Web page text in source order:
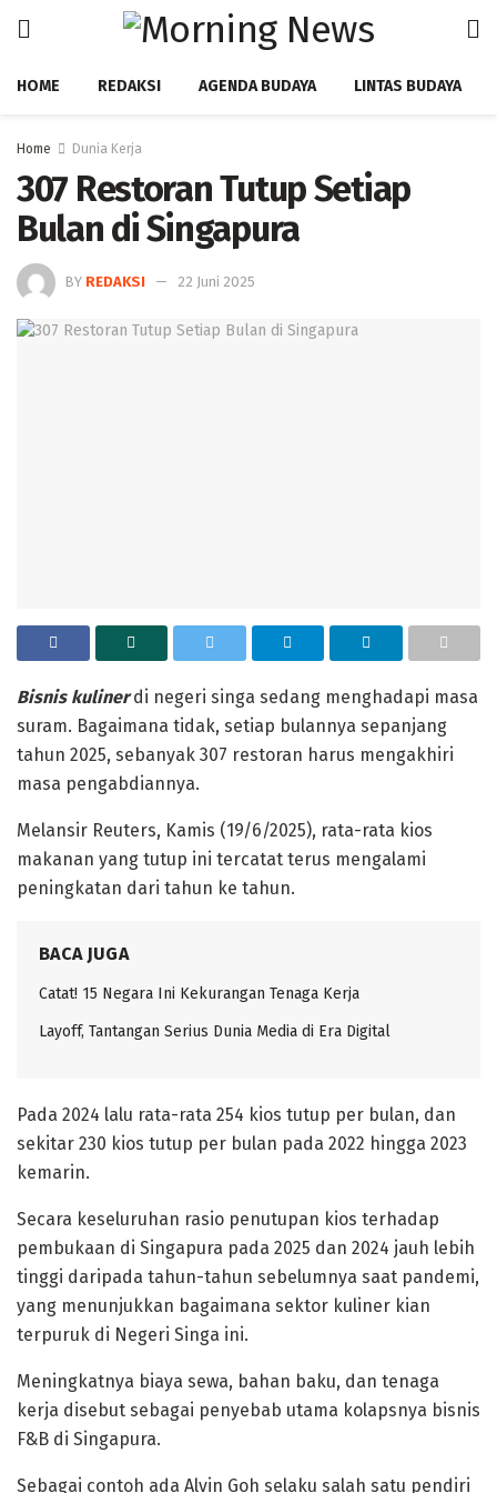
HOME REDAKSI AGENDA BUDAYA LINTAS BUDAYA
Home Dunia Kerja
307 Restoran Tutup Setiap
Bulan di Singapura
BY REDAKSI 22 Juni 2025
‎Bisnis kulinerdi negeri singa sedang menghadapi masa
suram. Bagaimana tidak, setiap bulannya sepanjang
tahun 2025, sebanyak 307 restoran harus mengakhiri
masa pengabdiannya.
‎Melansir Reuters, Kamis (19/6/2025), rata-rata kios
makanan yang tutup ini tercatat terus mengalami
peningkatan dari tahun ke tahun.
BACA JUGA
Catat! 15 Negara Ini Kekurangan Tenaga Kerja
Layoff, Tantangan Serius Dunia Media di Era Digital
Pada 2024 lalu rata-rata 254 kios tutup per bulan, dan
sekitar 230 kios tutup per bulan pada 2022 hingga 2023
kemarin.
‎Secara keseluruhan rasio penutupan kios terhadap
pembukaan di Singapura pada 2025 dan 2024 jauh lebih
tinggi daripada tahun-tahun sebelumnya saat pandemi,
yang menunjukkan bagaimana sektor kuliner kian
terpuruk di Negeri Singa ini.
‎Meningkatnya biaya sewa, bahan baku, dan tenaga
kerja disebut sebagai penyebab utama kolapsnya bisnis
F&B di Singapura.
Sebagai contoh ada Alvin Goh selaku salah satu pendiri